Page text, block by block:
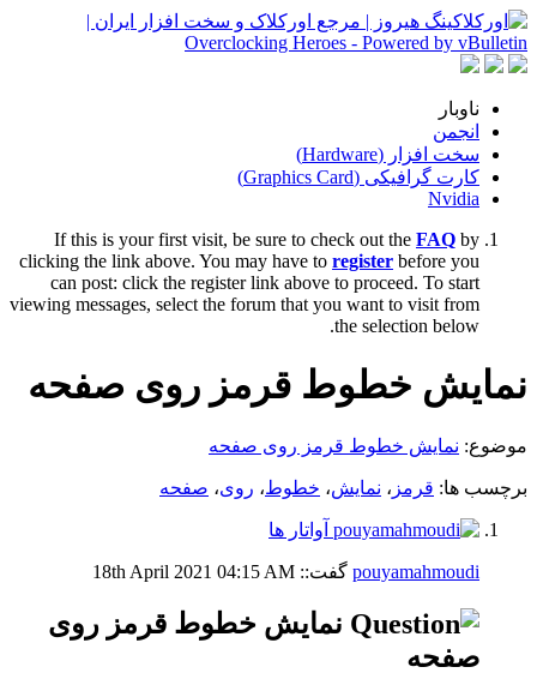
ناوبار
انجمن
سخت افزار (Hardware)
کارت گرافیکی (Graphics Card)
Nvidia
If this is your first visit, be sure to check out the FAQ by
clicking the link above. You may have to register before you
can post: click the register link above to proceed. To start
viewing messages, select the forum that you want to visit from
the selection below.
نمایش خطوط قرمز روی صفحه
موضوع: نمایش خطوط قرمز روی صفحه
برچسب ها: قرمز ، نمایش، خطوط، روی، صفحه
pouyamahmoudi گفت:: 18th April 2021 04:15 AM
نمایش خطوط قرمز روی
صفحه